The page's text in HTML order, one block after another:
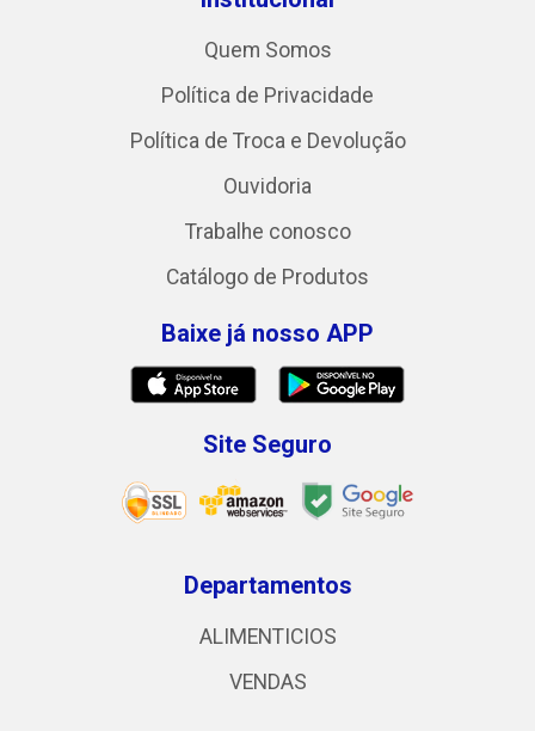
Quem Somos
Política de Privacidade
Política de Troca e Devolução
Ouvidoria
Trabalhe conosco
Catálogo de Produtos
Baixe já nosso APP
Site Seguro
Departamentos
ALIMENTICIOS
VENDAS